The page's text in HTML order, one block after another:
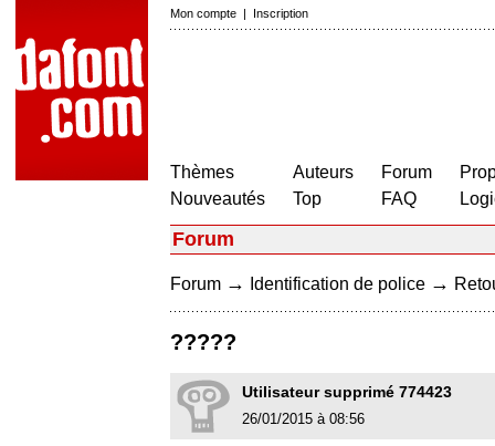
Mon compte | Inscription
Thèmes
Nouveautés
Auteurs
Top
Forum
FAQ
Forum
Forum → Identification de police →
?????
Utilisateur supprimé 774423
26/01/2015 à 08:56